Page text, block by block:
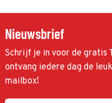
Nieuwsbrief
Schrijf je in voor de gratis
ontvang iedere dag de
mailbox!